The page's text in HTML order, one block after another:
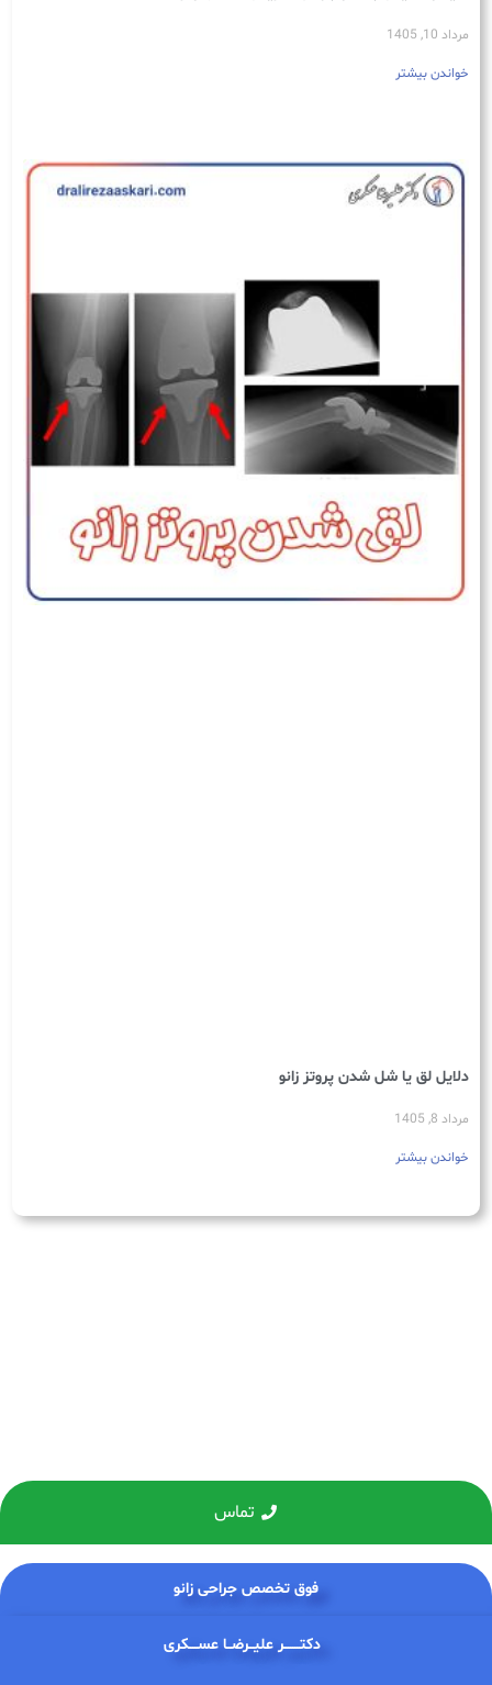
مرداد 10, 1405
خواندن بیشتر
دلایل لق یا شل شدن پروتز زانو
مرداد 8, 1405
خواندن بیشتر
تماس
فوق تخصص جراحی زانو
دکتـــــــر علیــرضــا عســــکری